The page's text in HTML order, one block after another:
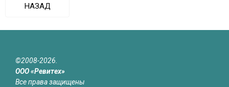
НАЗАД
©2008-2026.
ООО «Ревитех»
Все права защищены